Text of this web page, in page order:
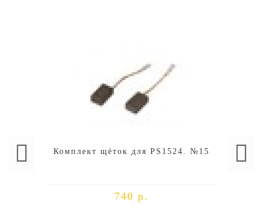
Комплект щёток для PS1524. №15
740 р.